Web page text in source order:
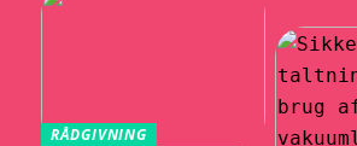
RÅDGIVNING